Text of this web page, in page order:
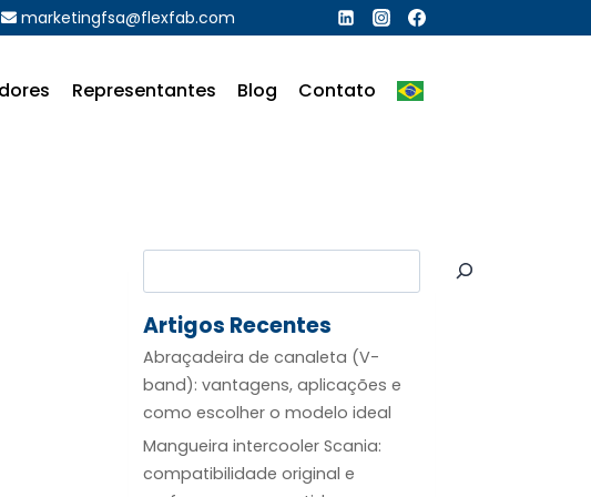
marketingfsa@flexfab.com
Representantes Blog Contato
Artigos Recentes
Abraçadeira de canaleta (V-
band): vantagens, aplicações e
como escolher o modelo ideal
Mangueira intercooler Scania:
compatibilidade original e